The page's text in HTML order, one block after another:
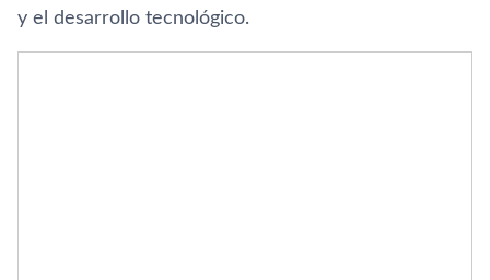
y el desarrollo tecnológico.